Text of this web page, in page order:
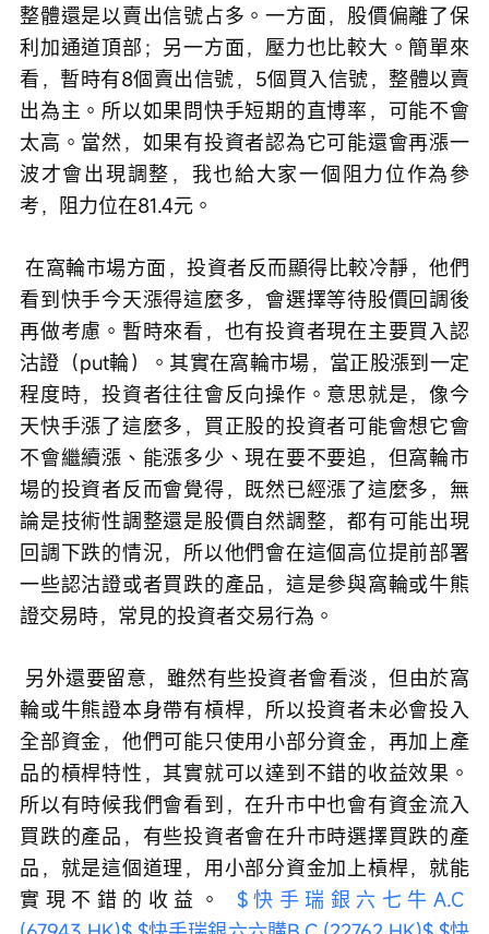
整體還是以賣出信號占多。一方面，股價偏離了保
利加通道頂部；另一方面，壓力也比較大。簡單來
看，暫時有8個賣出信號，5個買入信號，整體以賣
出為主。所以如果問快手短期的直博率，可能不會
太高。當然，如果有投資者認為它可能還會再漲一
波才會出現調整，我也給大家一個阻力位作為參
考，阻力位在81.4元。
在窩輪市場方面，投資者反而顯得比較冷靜，他們
看到快手今天漲得這麼多，會選擇等待股價回調後
再做考慮。暫時來看，也有投資者現在主要買入認
沽證（put輪）。其實在窩輪市場，當正股漲到一定
程度時，投資者往往會反向操作。意思就是，像今
天快手漲了這麼多，買正股的投資者可能會想它會
不會繼續漲、能漲多少、現在要不要追，但窩輪市
場的投資者反而會覺得，既然已經漲了這麼多，無
論是技術性調整還是股價自然調整，都有可能出現
回調下跌的情況，所以他們會在這個高位提前部署
一些認沽證或者買跌的產品，這是參與窩輪或牛熊
證交易時，常見的投資者交易行為。
輪或牛熊證本身帶有槓桿，所以投資者未必會投入
全部資金，他們可能只使用小部分資金，再加上產
品的槓桿特性，其實就可以達到不錯的收益效果。
所以有時候我們會看到，在升市中也會有資金流入
買跌的產品，有些投資者會在升市時選擇買跌的產
品，就是這個道理，用小部分資金加上槓桿，就能
實現不錯的收益。 $快手瑞銀六七牛A.C